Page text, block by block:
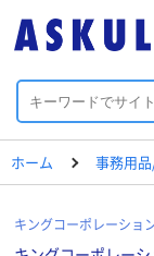
ホーム 事務用
キングコーポレーショ